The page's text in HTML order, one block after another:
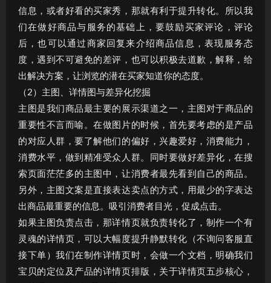
信息，或者好看的买家秀，那就有利于提升转化。所以我
们在做好商品与服务的基础上，要鼓励买家评论，评论
后，也可以通过商家回复来介绍商品信息，表现服务态
度，遇到不可避免的差评，也可以积极去道歉，解释，给
出解决方案，让浏览的潜在买家知道你的态度。
（2）主图、详情图与差异化挖掘
主图是我们商品最主要的展示渠道之一，主图对于商品的
重要性不言而喻。在做图片的时候，首先要考虑的是产品
的对应人群，要了解他们的偏好，兴趣爱好，消费能力，
消费水平，做到精准受众人群。同时要做好差异化，在搜
索页面茫茫多的主图中，让消费者最先看到自己的商品。
另外，主图文案是直接表达卖点的方式，用最少的字表达
出商品最重要的信息。吸引消费者目光，促成点击。
如果主图负责点击，那详情页就负责转化了，制作一个有
灵魂的详情页，可以大幅度提升静默转化（不询问客服直
接下单）我们在制作详情页时，会做一个文档，明确我们
宝贝的定位及产品的详情页排版，关于详情页五步核心，